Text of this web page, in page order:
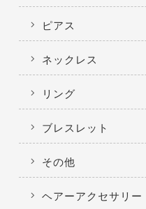
ピアス
ネックレス
リング
ブレスレット
その他
ヘアーアクセサリー